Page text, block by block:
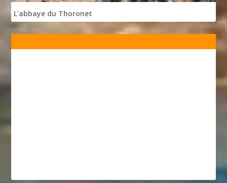
L'abbaye du Thoronet